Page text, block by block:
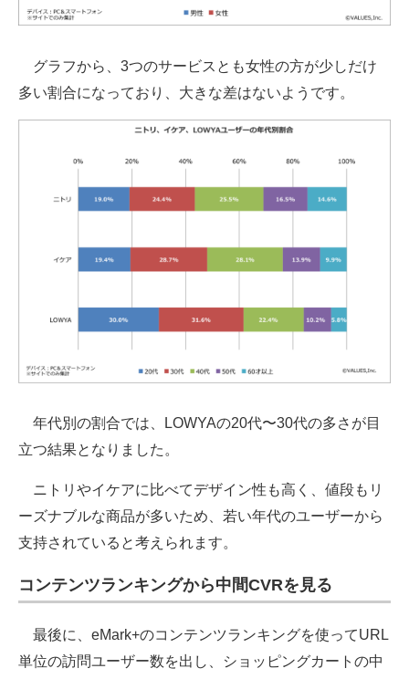
グラフから、3つのサービスとも女性の方が少しだけ
多い割合になっており、大きな差はないようです。
年代別の割合では、LOWYAの20代〜30代の多さが目
立つ結果となりました。
ニトリやイケアに比べてデザイン性も高く、値段もリ
ーズナブルな商品が多いため、若い年代のユーザーから
支持されていると考えられます。
コンテンツランキングから中間CVRを見る
最後に、eMark+のコンテンツランキングを使ってURL
単位の訪問ユーザー数を出し、ショッピングカートの中